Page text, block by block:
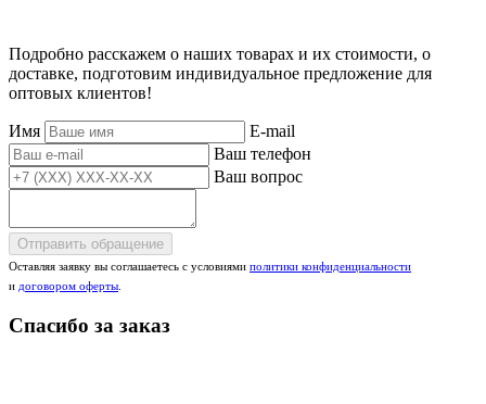
Подробно расскажем о наших товарах и их стоимости, о
доставке, подготовим индивидуальное предложение для
оптовых клиентов!
Имя
E-mail
Ваш телефон
Ваш вопрос
Отправить обращение
Оставляя заявку вы соглашаетесь с условиями политики конфиденциальности
и договором оферты
Спасибо за заказ